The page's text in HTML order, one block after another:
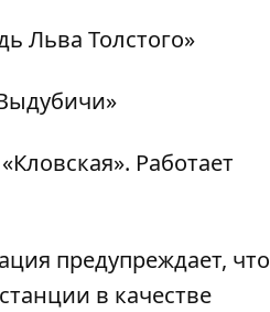
Льва Толстого»
Работает
предупреждает, что
в качестве